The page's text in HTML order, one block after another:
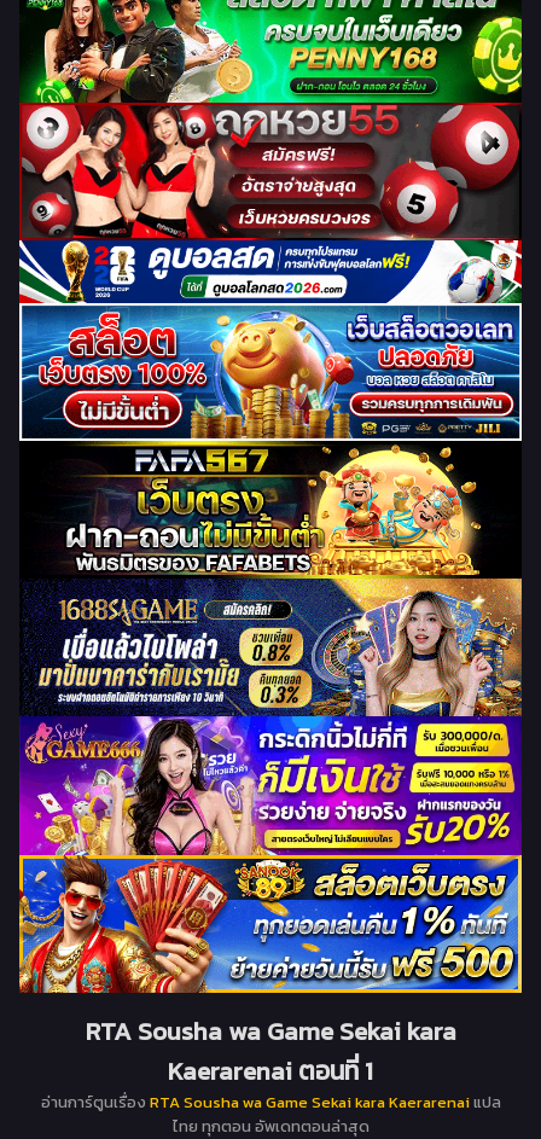
RTA Sousha wa Game Sekai kara
Kaerarenai ตอนที่ 1
อ่านการ์ตูนเรื่อง RTA Sousha wa Game Sekai kara Kaerarenaiแปล
ไทย ทุกตอน อัพเดทตอนล่าสุด